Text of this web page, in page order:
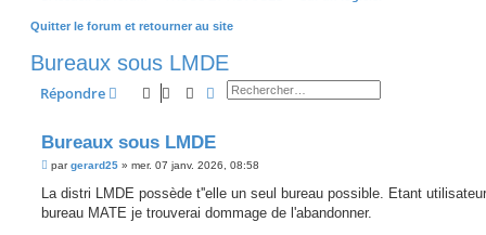
Quitter le forum et retourner au site
Bureaux sous LMDE
Répondre Rechercher
Recherche avancée
Bureaux sous LMDE
M
s
a
pargerard25 » mer. 07 janv. 2026, 08:58
La distri LMDE possède t''elle un seul bureau possible. Etant
bureau MATE je trouverai dommage de l'abandonner.